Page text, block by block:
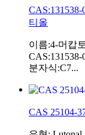
티올
이름:4-머캅
CAS:131538-
분자식:C7...
CAS 25104-